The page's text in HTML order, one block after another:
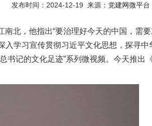
发布时间：2024-12-19 来源： 党建网微平台
，他指出“要治理好今天的中国，需
入学习宣传贯彻习近平文化思想，探寻中
书记的文化足迹”系列微视频。今天推出